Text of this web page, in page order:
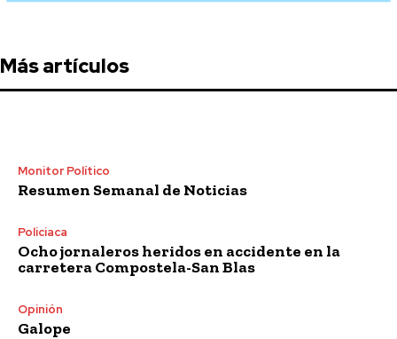
Más artículos
Monitor Político
Resumen Semanal de Noticias
Policiaca
Ocho jornaleros heridos en accidente en la
carretera Compostela-San Blas
Opinión
Galope